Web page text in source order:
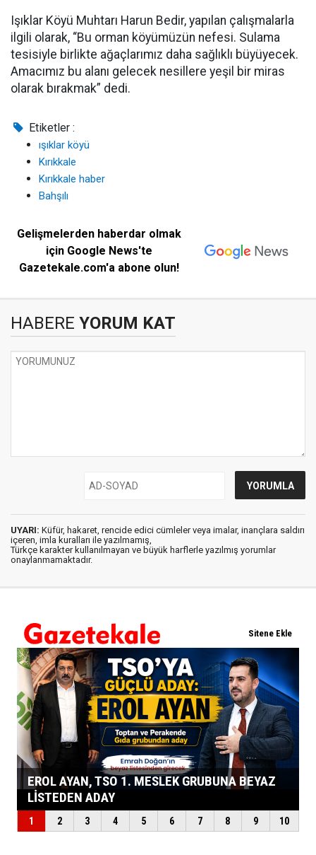
Işıklar Köyü Muhtarı Harun Bedir, yapılan çalışmalarla
ilgili olarak, “Bu orman köyümüzün nefesi. Sulama
tesisiyle birlikte ağaçlarımız daha sağlıklı büyüyecek.
Amacımız bu alanı gelecek nesillere yeşil bir miras
olarak bırakmak” dedi.
Etiketler :
ışıklar köyü
Kırıkkale
Kırıkkale haber
Bahşılı
Gelişmelerden haberdar olmak
için Google News'te
Gazetekale.com'a abone olun!
HABERE YORUM KAT
UYARI: Küfür, hakaret, rencide edici cümleler veya imalar, inançlara saldırı
içeren, imla kuralları ile yazılmamış,
Türkçe karakter kullanılmayan ve büyük harflerle yazılmış yorumlar
onaylanmamaktadır.